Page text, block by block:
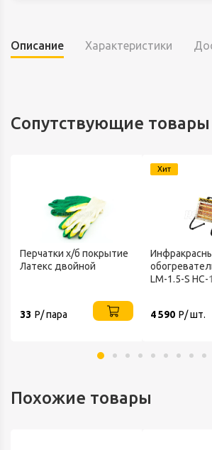
Описание Характеристики
Сопутствующие товары
Перчатки х/б покрытие
Латекс двойной
33 Р/ пара
Хит
LM-1.5-S НС-
4 590 Р/ шт.
Похожие товары